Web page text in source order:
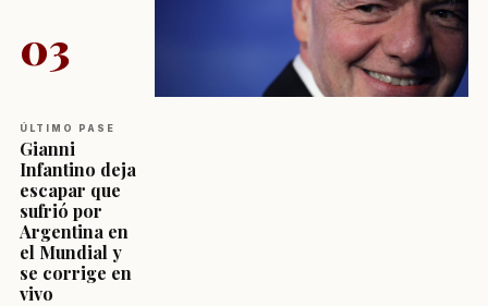
03
ÚLTIMO PASE
Gianni
Infantino deja
escapar que
sufrió por
Argentina en
el Mundial y
se corrige en
vivo